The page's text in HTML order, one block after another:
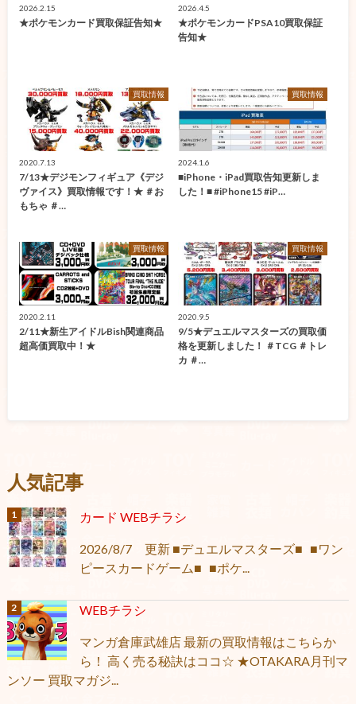
2026.2.15
★ポケモンカード買取保証告知★
2026.4.5
★ポケモンカードPSA10買取保証
告知★
買取情報
2020.7.13
7/13★デジモンフィギュア《デジ
ヴァイス》買取情報です！★ ＃お
もちゃ ＃…
買取情報
2024.1.6
■iPhone・iPad買取告知更新しま
した！■ #iPhone15 #iP…
買取情報
2020.2.11
2/11★新生アイドルBish関連商品
超高価買取中！★
買取情報
2020.9.5
9/5★デュエルマスターズの買取価
格を更新しました！ ＃TCG ＃トレ
カ ＃…
人気記事
カード WEBチラシ
2026/8/7 更新 ■デュエルマスターズ■ ■ワン
ピースカードゲーム■ ■ポケ...
WEBチラシ
マンガ倉庫武雄店 最新の買取情報はこちらか
ら！ 高く売る秘訣はココ☆ ★OTAKARA月刊マ
ンソー 買取マガジ...